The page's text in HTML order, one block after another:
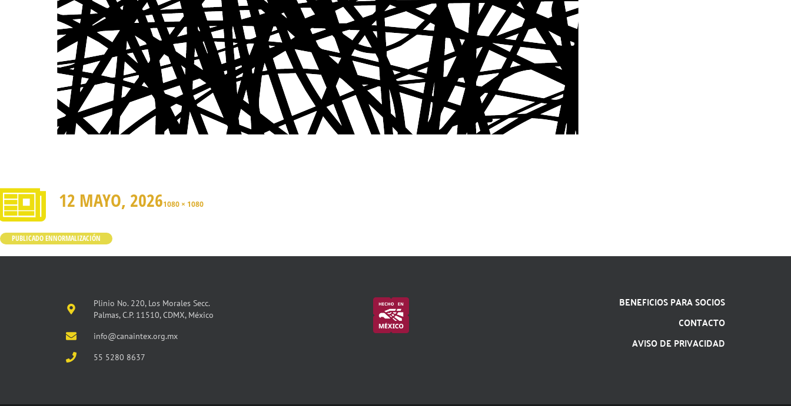
12 MAYO, 20261080 × 1080
PUBLICADO ENNORMALIZACIÓN
Plinio No. 220, Los Morales Secc.
Palmas, C.P. 11510, CDMX, México
info@canaintex.org.mx
55 5280 8637
BENEFICIOS PARA SOCIOS
CONTACTO
AVISO DE PRIVACIDAD